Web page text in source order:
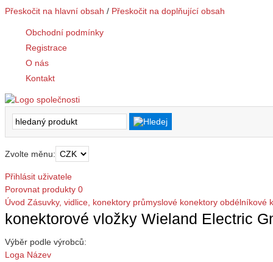
Přeskočit na hlavní obsah / Přeskočit na doplňující obsah
Obchodní podmínky
Registrace
O nás
Kontakt
Zvolte měnu:
Přihlásit uživatele
Porovnat produkty 0
Úvod Zásuvky, vidlice, konektory průmyslové konektory obdélníkové
konektorové vložky Wieland Electric
Výběr podle výrobců:
Loga Název